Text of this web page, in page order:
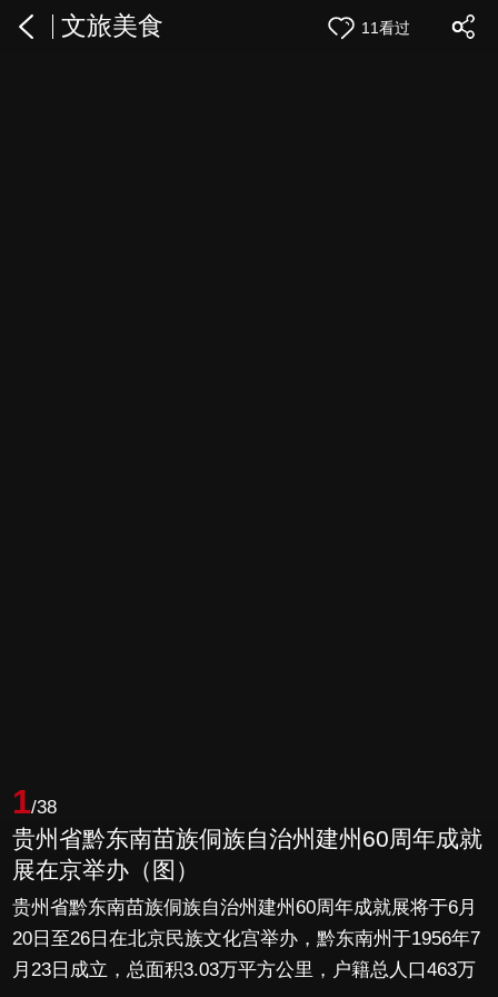
文旅美食 11看过
1/38
贵州省黔东南苗族侗族自治州建州60周年成就
展在京举办（图）
贵州省黔东南苗族侗族自治州建州60周年成就展将于6月
20日至26日在北京民族文化宫举办，黔东南州于1956年7
月23日成立，总面积3.03万平方公里，户籍总人口463万